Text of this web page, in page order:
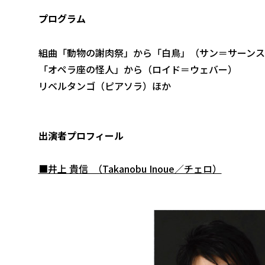
プログラム
組曲「動物の謝肉祭」から「白鳥」（サン＝サーン
「オペラ座の怪人」から（ロイド＝ウェバー）
リベルタンゴ（ピアソラ）ほか
出演者プロフィール
■井上 貴信 （Takanobu Inoue／チェロ）